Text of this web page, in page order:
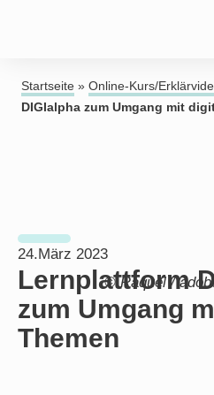
Startseite » Online-Kurs/
DIGIalpha zum Umgang mit
© Raquel /
24.März 2023
Lernplattform
zum Umgang
Themen